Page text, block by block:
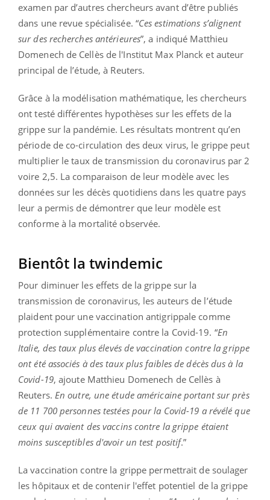
examen par d’autres chercheurs avant d’être publiés
dans une revue spécialisée. “Ces estimations s’alignent
sur des recherches antérieures”, a indiqué Matthieu
Domenech de Cellès de l'Institut Max Planck et auteur
principal de l’étude, à Reuters.
Grâce à la modélisation mathématique, les chercheurs
ont testé différentes hypothèses sur les effets de la
grippe sur la pandémie. Les résultats montrent qu’en
période de co-circulation des deux virus, le grippe peut
multiplier le taux de transmission du coronavirus par 2
voire 2,5. La comparaison de leur modèle avec les
données sur les décès quotidiens dans les quatre pays
leur a permis de démontrer que leur modèle est
conforme à la mortalité observée.
Bientôt la twindemic
Pour diminuer les effets de la grippe sur la
transmission de coronavirus, les auteurs de l’étude
plaident pour une vaccination antigrippale comme
protection supplémentaire contre la Covid-19. “En
Italie, des taux plus élevés de vaccination contre la grippe
ont été associés à des taux plus faibles de décès dus à la
Covid-19, ajoute Matthieu Domenech de Cellès à
Reuters. En outre, une étude américaine portant sur près
de 11 700 personnes testées pour la Covid-19 a révélé que
ceux qui avaient des vaccins contre la grippe étaient
moins susceptibles d'avoir un test positif.”
La vaccination contre la grippe permettrait de soulager
les hôpitaux et de contenir l'effet potentiel de la grippe